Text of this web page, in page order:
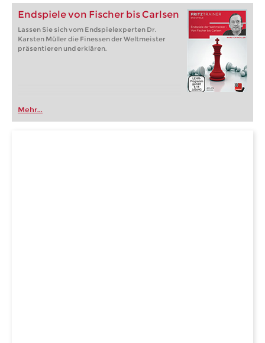
Endspiele von Fischer bis Carlsen
Lassen Sie sich vom Endspielexperten Dr.
Karsten Müller die Finessen der Weltmeister
präsentieren und erklären.
Mehr...